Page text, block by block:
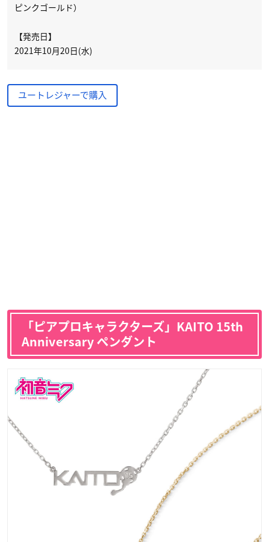
ピンクゴールド）
【発売日】
2021年10月20日(水)
ユートレジャーで購入
「ピアプロキャラクターズ」KAITO 15th
Anniversary ペンダント